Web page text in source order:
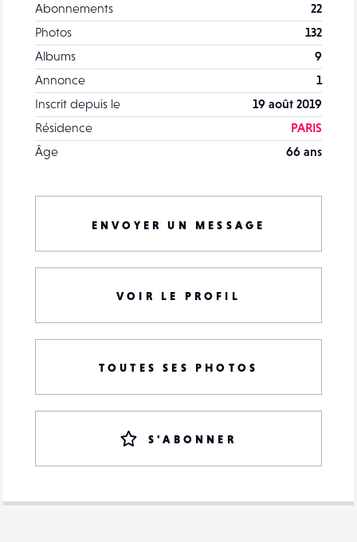
Abonnements
22
Photos
132
Albums
9
Annonce
1
Inscrit depuis le
19 août 2019
Résidence
PARIS
Âge
66 ans
ENVOYER UN MESSAGE
VOIR LE PROFIL
TOUTES SES PHOTOS
S'ABONNER